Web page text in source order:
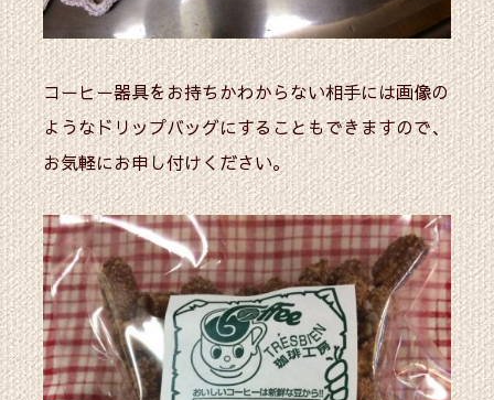
コーヒー器具をお持ちかわからない相手には画像の
ようなドリップバッグにすることもできますので、
お気軽にお申し付けください。